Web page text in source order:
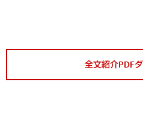
全文紹介PDF